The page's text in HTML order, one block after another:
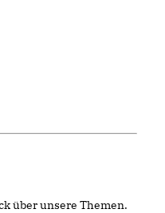
über unsere Themen.